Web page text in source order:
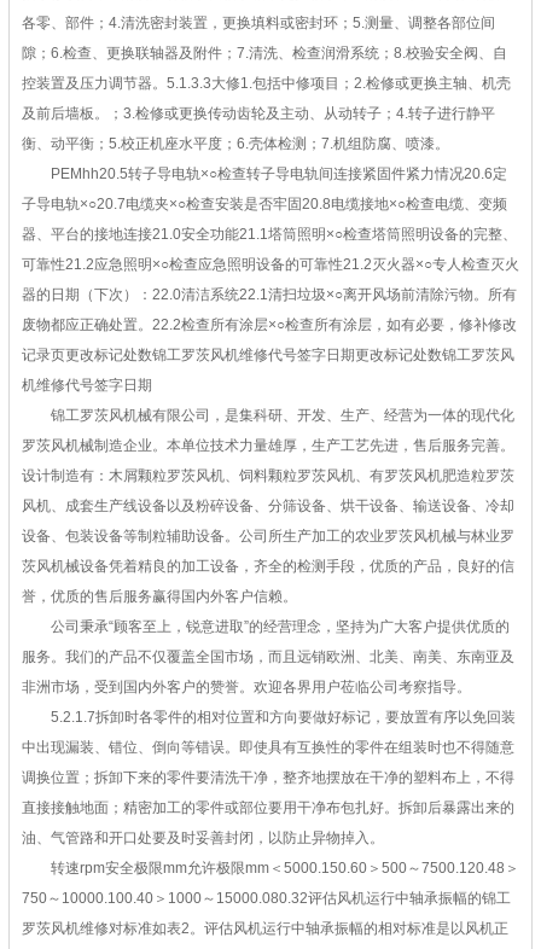
各零、部件；4.清洗密封装置，更换填料或密封环；5.测量、调整各部位间
隙；6.检查、更换联轴器及附件；7.清洗、检查润滑系统；8.校验安全阀、自
控装置及压力调节器。5.1.3.3大修1.包括中修项目；2.检修或更换主轴、机壳
及前后墙板。；3.检修或更换传动齿轮及主动、从动转子；4.转子进行静平
衡、动平衡；5.校正机座水平度；6.壳体检测；7.机组防腐、喷漆。
PEMhh20.5转子导电轨×○检查转子导电轨间连接紧固件紧力情况20.6定
子导电轨×○20.7电缆夹×○检查安装是否牢固20.8电缆接地×○检查电缆、变频
器、平台的接地连接21.0安全功能21.1塔筒照明×○检查塔筒照明设备的完整、
可靠性21.2应急照明×○检查应急照明设备的可靠性21.2灭火器×○专人检查灭火
器的日期（下次）：22.0清洁系统22.1清扫垃圾×○离开风场前清除污物。所有
废物都应正确处置。22.2检查所有涂层×○检查所有涂层，如有必要，修补修改
记录页更改标记处数锦工罗茨风机维修代号签字日期更改标记处数锦工罗茨风
机维修代号签字日期
锦工罗茨风机械有限公司，是集科研、开发、生产、经营为一体的现代化
罗茨风机械制造企业。本单位技术力量雄厚，生产工艺先进，售后服务完善。
设计制造有：木屑颗粒罗茨风机、饲料颗粒罗茨风机、有罗茨风机肥造粒罗茨
风机、成套生产线设备以及粉碎设备、分筛设备、烘干设备、输送设备、冷却
设备、包装设备等制粒辅助设备。公司所生产加工的农业罗茨风机械与林业罗
茨风机械设备凭着精良的加工设备，齐全的检测手段，优质的产品，良好的信
誉，优质的售后服务赢得国内外客户信赖。
公司秉承“顾客至上，锐意进取”的经营理念，坚持为广大客户提供优质的
服务。我们的产品不仅覆盖全国市场，而且远销欧洲、北美、南美、东南亚及
非洲市场，受到国内外客户的赞誉。欢迎各界用户莅临公司考察指导。
5.2.1.7拆卸时各零件的相对位置和方向要做好标记，要放置有序以免回装
中出现漏装、错位、倒向等错误。即使具有互换性的零件在组装时也不得随意
调换位置；拆卸下来的零件要清洗干净，整齐地摆放在干净的塑料布上，不得
直接接触地面；精密加工的零件或部位要用干净布包扎好。拆卸后暴露出来的
油、气管路和开口处要及时妥善封闭，以防止异物掉入。
转速rpm安全极限mm允许极限mm＜5000.150.60＞500～7500.120.48＞
750～10000.100.40＞1000～15000.080.32评估风机运行中轴承振幅的锦工
罗茨风机维修对标准如表2。评估风机运行中轴承振幅的相对标准是以风机正